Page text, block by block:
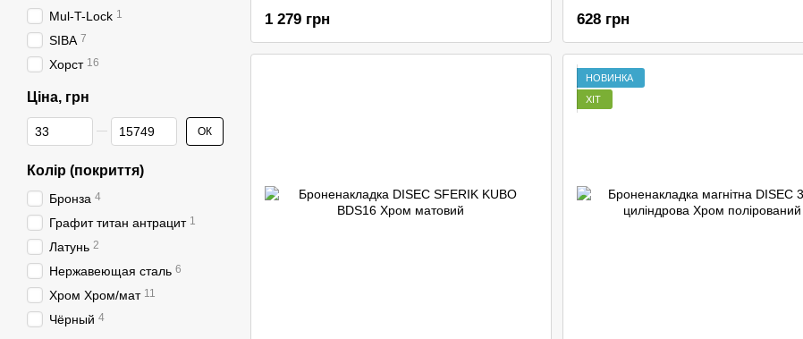
1 279 грн
628 грн
НОВИНКА
ХІТ
Mul-T-Lock 1
SIBA 7
Хорст 16
Ціна, грн
Від Ціна, грн
До Ціна, грн ОК
Колір (покриття)
Бронза 4
Графит титан антрацит 1
Латунь 2
Нержавеющая сталь 6
Хром Хром/мат 11
Чёрный 4